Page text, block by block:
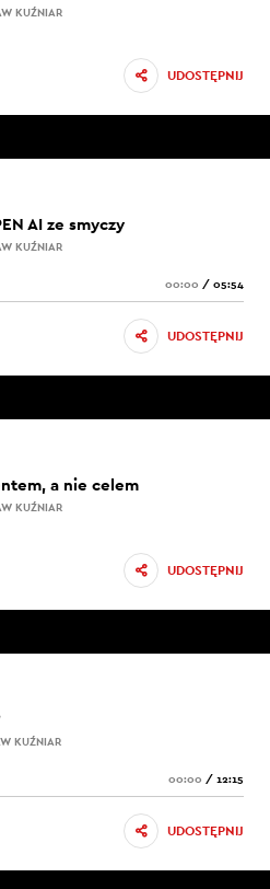
KUŹNIAR
UDOSTĘPNIJ
AI ze smyczy
KUŹNIAR
00:00 / 05:54
UDOSTĘPNIJ
a nie celem
KUŹNIAR
UDOSTĘPNIJ
KUŹNIAR
00:00 / 12:15
UDOSTĘPNIJ